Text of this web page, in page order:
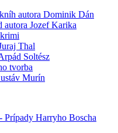
autora Dominik Dán
autora Jozef Karika
Thal
Soltész
tvorba
Murín
Prípady Harryho Boscha